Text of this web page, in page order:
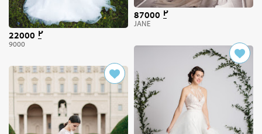
22000
9000
87000
JANE